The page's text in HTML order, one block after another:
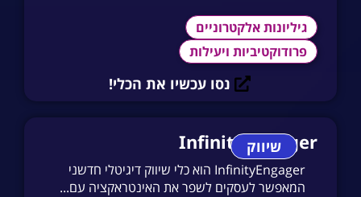
גיליונות אלקטרוניים
פרודוקטיביות ויעילות
נסו עכשיו את הכלי!
שיווק
InfinityEngager
InfinityEngager הוא כלי שיווק דיגיטלי חדשני
המאפשר לעסקים לשפר את האינטראקציה עם...